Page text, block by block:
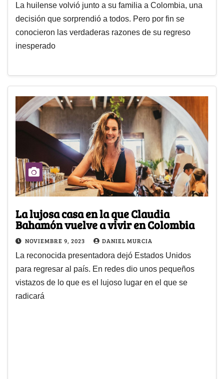
La huilense volvió junto a su familia a Colombia, una
decisión que sorprendió a todos. Pero por fin se
conocieron las verdaderas razones de su regreso
inesperado
La lujosa casa en la que Claudia
Bahamón vuelve a vivir en Colombia
NOVIEMBRE 9, 2023 DANIEL MURCIA
La reconocida presentadora dejó Estados Unidos
para regresar al país. En redes dio unos pequeños
vistazos de lo que es el lujoso lugar en el que se
radicará